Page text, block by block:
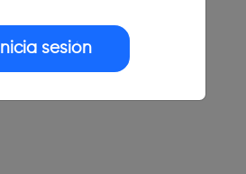
Inicia sesión